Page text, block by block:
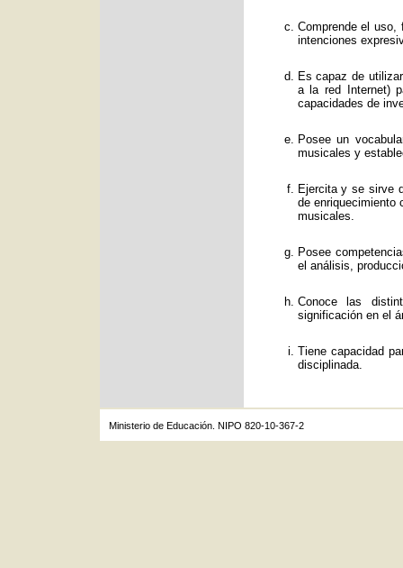
Comprende el
intenciones
Es capaz de
a la red Internet)
capacidades de
Posee un
musicales y
Ejercita y se sirve
de enriquecimiento
musicales.
Posee
el análisis,
Conoce las
significación en el
Tiene capacidad
disciplinada.
Ministerio de Educación. NIPO 820-10-367-2